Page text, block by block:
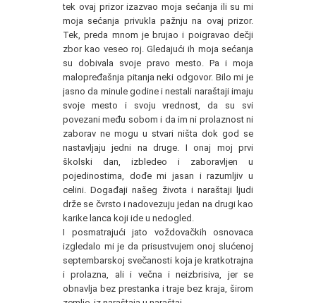
tek ovaj prizor izazvao moja sećanja ili su mi
moja sećanja privukla pažnju na ovaj prizor.
Tek, preda mnom je brujao i poigravao dečji
zbor kao veseo roj. Gledajući ih moja sećanja
su dobivala svoje pravo mesto. Pa i moja
malopređašnja pitanja neki odgovor. Bilo mi je
jasno da minule godine i nestali naraštaji imaju
svoje mesto i svoju vrednost, da su svi
povezani među sobom i da im ni prolaznost ni
zaborav ne mogu u stvari ništa dok god se
nastavljaju jedni na druge. I onaj moj prvi
školski dan, izbledeo i zaboravljen u
pojedinostima, dođe mi jasan i razumljiv u
celini. Događaji našeg života i naraštaji ljudi
drže se čvrsto i nadovezuju jedan na drugi kao
karike lanca koji ide u nedogled.
I posmatrajući jato voždovačkih osnovaca
izgledalo mi je da prisustvujem onoj slućenoj
septembarskoj svečanosti koja je kratkotrajna
i prolazna, ali i večna i neizbrisiva, jer se
obnavlja bez prestanka i traje bez kraja, širom